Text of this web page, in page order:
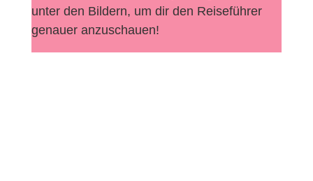
unter den Bildern, um dir den Reiseführer
genauer anzuschauen!